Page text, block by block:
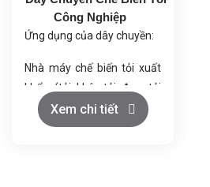
Công Nghiệp
Ứng dụng của dây chuyền:
Nhà máy chế biến tỏi xuất
khẩu (tỏi khô, tỏi đen, tỏi
bột).
Xem chi tiết